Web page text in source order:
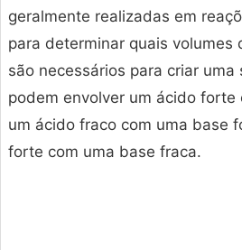
geralmente realizadas em
para determinar quais volumes
são necessários para criar uma
podem envolver um ácido
um ácido fraco com uma base
forte com uma base fraca.